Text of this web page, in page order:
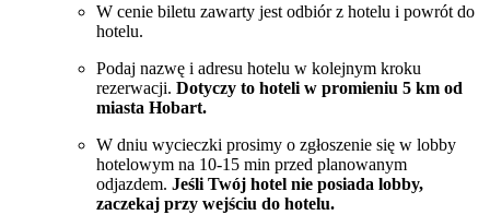
W cenie biletu zawarty jest odbiór z hotelu i powrót do
hotelu.
Podaj nazwę i adresu hotelu w kolejnym kroku
rezerwacji. Dotyczy to hoteli w promieniu 5 km od
miasta Hobart.
W dniu wycieczki prosimy o zgłoszenie się w lobby
hotelowym na 10-15 min przed planowanym
odjazdem. Jeśli Twój hotel nie posiada lobby,
zaczekaj przy wejściu do hotelu.